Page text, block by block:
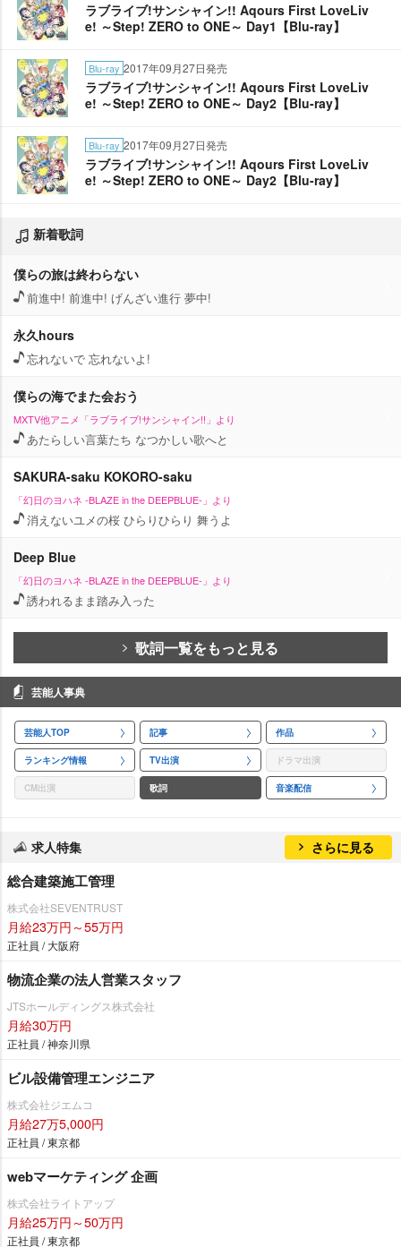
ラブライブ!サンシャイン!! Aqours First LoveLiv
e! ～Step! ZERO to ONE～ Day1【Blu-ray】
Blu-ray 2017年09月27日発売
ラブライブ!サンシャイン!! Aqours First LoveLiv
e! ～Step! ZERO to ONE～ Day2【Blu-ray】
Blu-ray 2017年09月27日発売
ラブライブ!サンシャイン!! Aqours First LoveLiv
e! ～Step! ZERO to ONE～ Day2【Blu-ray】
新着歌詞
僕らの旅は終わらない
前進中! 前進中! げんざい進行 夢中!
永久hours
忘れないで 忘れないよ!
僕らの海でまた会おう
MXTV他アニメ「ラブライブ!サンシャイン!!」より
あたらしい言葉たち なつかしい歌へと
SAKURA-saku KOKORO-saku
「幻日のヨハネ -BLAZE in the DEEPBLUE-」より
消えないユメの桜 ひらりひらり 舞うよ
Deep Blue
「幻日のヨハネ -BLAZE in the DEEPBLUE-」より
誘われるまま踏み入った
歌詞一覧をもっと見る
芸能人事典
芸能人TOP 記事 作品
ランキング情報 TV出演 ドラマ出演
CM出演 歌詞 音楽配信
求人特集 さらに見る
総合建築施工管理
株式会社SEVENTRUST
月給23万円～55万円
正社員 / 大阪府
物流企業の法人営業スタッフ
JTSホールディングス株式会社
月給30万円
正社員 / 神奈川県
ビル設備管理エンジニア
株式会社ジエムコ
月給27万5,000円
正社員 / 東京都
webマーケティング 企画
株式会社ライトアップ
月給25万円～50万円
正社員 / 東京都